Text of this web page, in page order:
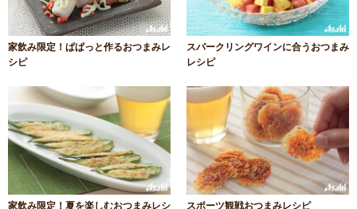
家飲み限定！ぱぱっと作るおつまみレ
シピ
スパークリングワインに合うおつまみ
レシピ
家飲み限定！夏を楽しむおつまみレシ
スポーツ観戦おつまみレシピ